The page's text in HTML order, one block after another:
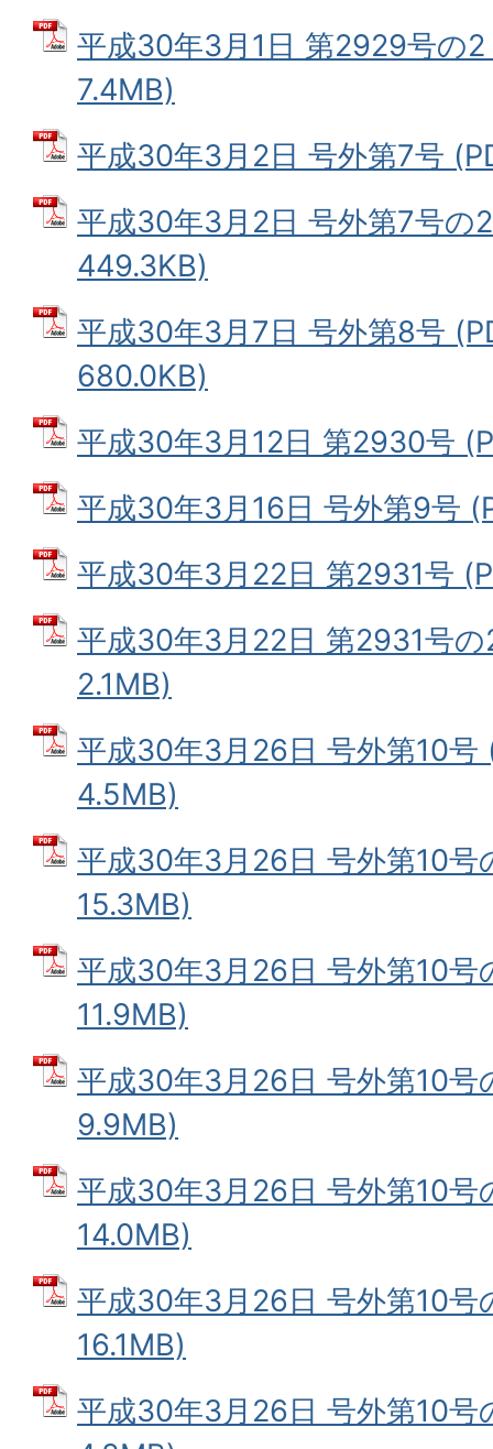
平成30年3月1日 第2929号の
7.4MB)
平成30年3月2日 号外第7号
平成30年3月2日 号外第7号の
449.3KB)
平成30年3月7日 号外第8号
680.0KB)
平成30年3月12日 第2930号
平成30年3月16日 号外第9号
平成30年3月22日 第2931号
平成30年3月22日 第2931号
2.1MB)
平成30年3月26日 号外第10号
4.5MB)
平成30年3月26日 号外第10号
15.3MB)
平成30年3月26日 号外第10号
11.9MB)
平成30年3月26日 号外第10号
9.9MB)
平成30年3月26日 号外第10号
14.0MB)
平成30年3月26日 号外第10号
16.1MB)
平成30年3月26日 号外第10号